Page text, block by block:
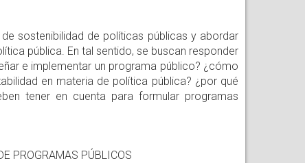
sostenibilidad de políticas públicas y abordar
pública. En tal sentido, se buscan responder
e implementar un programa público? ¿cómo
en materia de política pública? ¿por qué
tener en cuenta para formular programas
PROGRAMAS PÚBLICOS